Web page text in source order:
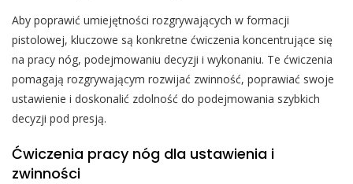
Aby poprawić umiejętności rozgrywających w formacji
pistolowej, kluczowe są konkretne ćwiczenia koncentrujące się
na pracy nóg, podejmowaniu decyzji i wykonaniu. Te ćwiczenia
pomagają rozgrywającym rozwijać zwinność, poprawiać swoje
ustawienie i doskonalić zdolność do podejmowania szybkich
decyzji pod presją.
Ćwiczenia pracy nóg dla ustawienia i
zwinności